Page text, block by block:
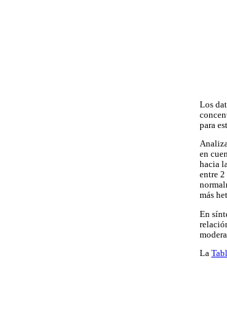
Los
para
en
hacia
entre
más
En
La